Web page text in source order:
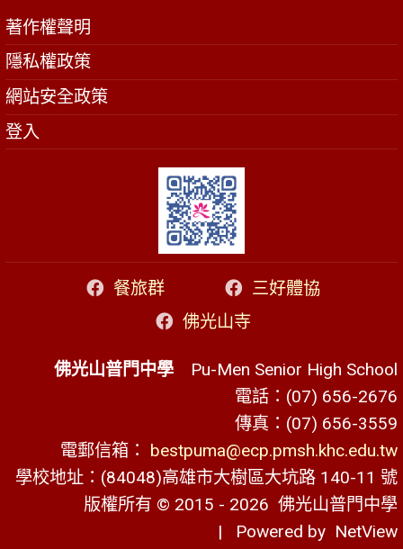
著作權聲明
隱私權政策
網站安全政策
登入
餐旅群
三好體協
佛光山寺
佛光山普門中學 Pu-Men Senior High School
電話：(07) 656-2676
傳真：(07) 656-3559
電郵信箱： bestpuma@ecp.pmsh.khc.edu.tw
學校地址：(84048)高雄市大樹區大坑路 140-11 號
版權所有 © 2015 - 2026 佛光山普門中學
| Powered by NetView